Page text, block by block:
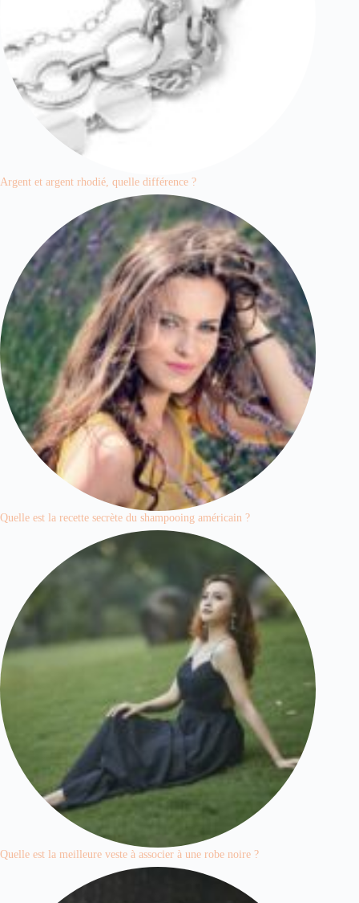
Argent et argent rhodié, quelle différence ?
Quelle est la recette secrète du shampooing américain ?
Quelle est la meilleure veste à associer à une robe noire ?